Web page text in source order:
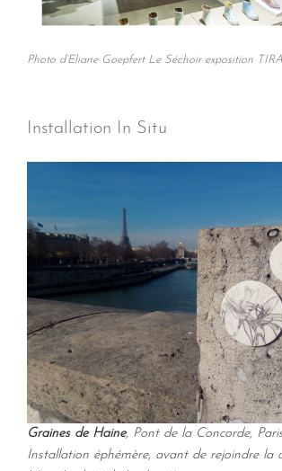
Photo d’Eliane Goepfert Le Séchoir exposition
Installation In Situ
Graines de Haine, Pont de la Concorde,
Installation éphémère, avant de rejoindre la